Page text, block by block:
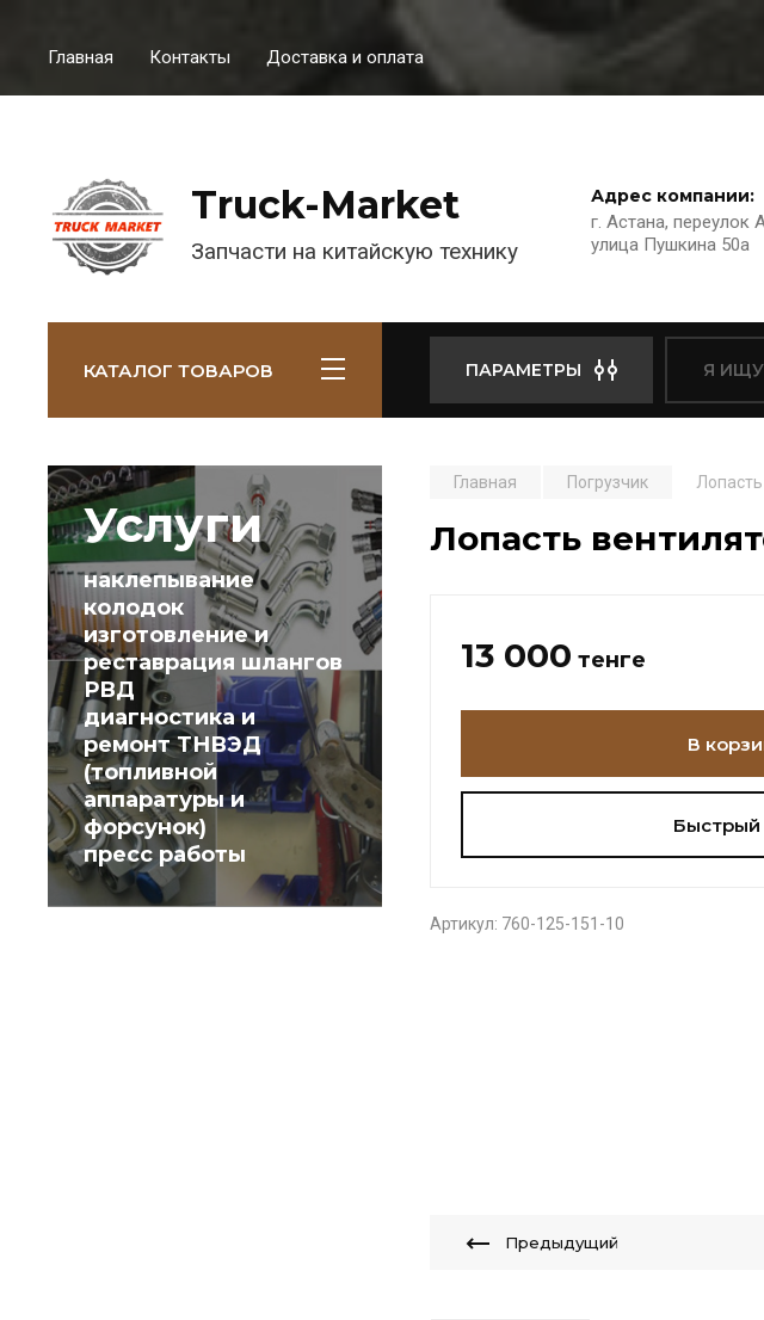
Главная Контакты Доставка и оплата
Truck-Market
Запчасти на китайскую технику
Адрес компании:
г. Астана, переулок
улица Пушкина 50а
КАТАЛОГ ТОВАРОВ ПАРАМЕТРЫ
Услуги
наклепывание
колодок
изготовление и
реставрация шлангов
РВД
диагностика и
ремонт ТНВЭД
(топливной
аппаратуры и
форсунок)
пресс работы
Главная Погрузчик
Лопасть
13 000 тенге
В
Быстрый
Артикул: 760-125-151-10
Предыдущий